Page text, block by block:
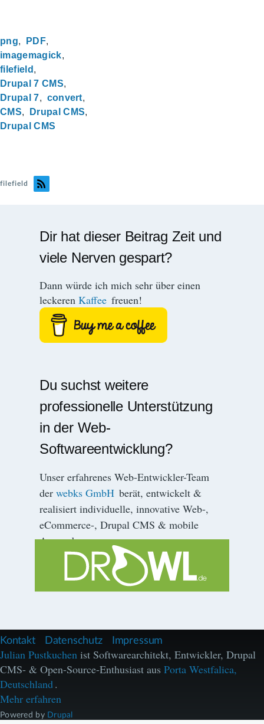
png
PDF
imagemagick
filefield
Drupal 7 CMS
Drupal 7
convert
CMS
Drupal CMS
Drupal CMS
filefield
Dir hat dieser Beitrag Zeit und
viele Nerven gespart?
Dann würde ich mich sehr über einen
leckerenKaffee freuen!
Du suchst weitere
professionelle Unterstützung
in der Web-
Softwareentwicklung?
Unser erfahrenes Web-Entwickler-Team
derwebks GmbH berät, entwickelt &
realisiert individuelle, innovative Web-,
eCommerce-, Drupal CMS & mobile
Anwendungen.
F
ß
z
e
i
l
e
Kontakt Datenschutz Impressum
Julian Pustkuchen ist Softwarearchitekt, Entwickler, Drupal
CMS- & Open-Source-Enthusiast aus Porta Westfalica,
Deutschland.
Mehr erfahren
Powered by Drupal